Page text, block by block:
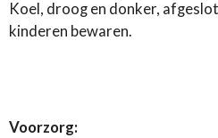
Koel, droog en donker,
kinderen bewaren.
Voorzorg: